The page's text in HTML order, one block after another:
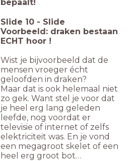
bepaalt!
Slide 10 - Slide
Voorbeeld: draken bestaan
ECHT hoor !
Wist je bijvoorbeeld dat de
mensen vroeger écht
geloofden in draken?
Maar dat is ook helemaal niet
zo gek. Want stel je voor dat
je heel erg lang geleden
leefde, nog voordat er
televisie of internet of zelfs
elektriciteit was. En je vond
een megagroot skelet of een
heel erg groot bot…